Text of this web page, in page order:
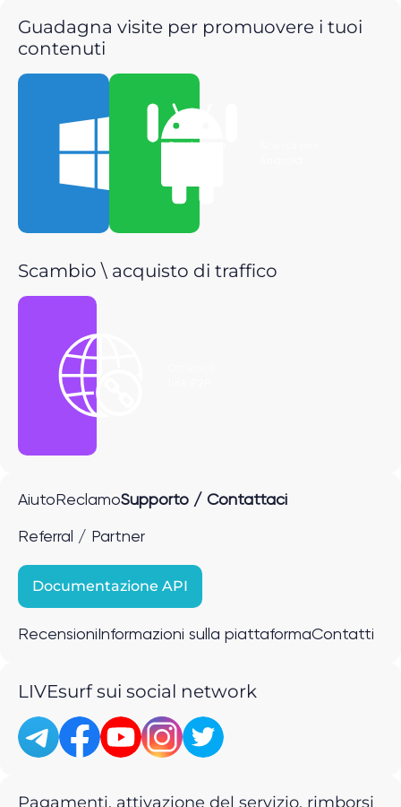
Guadagna visite per promuovere i tuoi
contenuti
Scarica per
Scambio \ acquisto di traffico
Aiuto ReclamoSupporto / Contattaci
Referral / Partner
Documentazione API
Recensioni Informazioni sulla piattaformaContatti
LIVEsurf sui social network
Pagamenti, attivazione del servizio, rimborsi